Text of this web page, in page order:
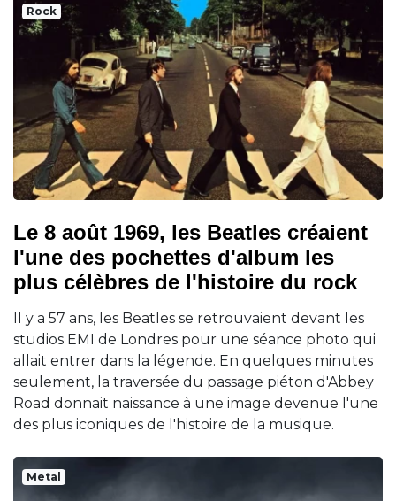
Rock
Le 8 août 1969, les Beatles créaient
l'une des pochettes d'album les
plus célèbres de l'histoire du rock
Il y a 57 ans, les Beatles se retrouvaient devant les
studios EMI de Londres pour une séance photo qui
allait entrer dans la légende. En quelques minutes
seulement, la traversée du passage piéton d'Abbey
Road donnait naissance à une image devenue l'une
des plus iconiques de l'histoire de la musique.
Metal